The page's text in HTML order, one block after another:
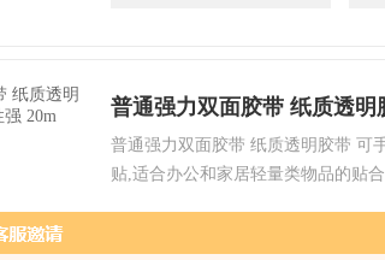
普通强力双面胶带 纸质透明
普通强力双面胶带 纸质透明胶带 可
贴,适合办公和家居轻量类物品的贴